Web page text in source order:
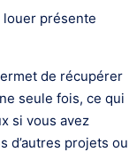
présente
de récupérer
seule fois, ce qui
si vous avez
d’autres projets ou